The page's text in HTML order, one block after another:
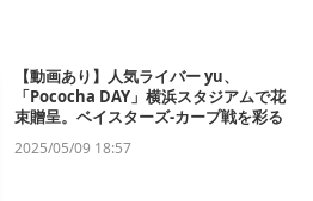
【動画あり】人気ライバー yu、
「Pococha DAY」横浜スタジアムで花
束贈呈。ベイスターズ‐カープ戦を彩る
2025/05/09 18:57